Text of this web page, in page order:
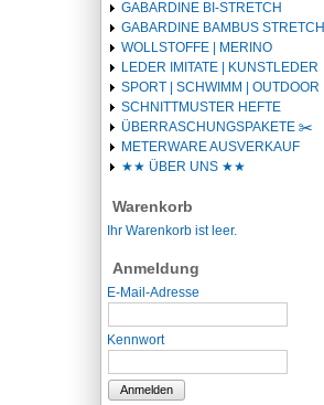
GABARDINE BI-STRETCH
GABARDINE BAMBUS STRETCH
WOLLSTOFFE | MERINO
LEDER IMITATE | KUNSTLEDER
SPORT | SCHWIMM | OUTDOOR
SCHNITTMUSTER HEFTE
ÜBERRASCHUNGSPAKETE ✂️️
METERWARE AUSVERKAUF
★★ ÜBER UNS ★★
Warenkorb
Ihr Warenkorb ist leer.
Anmeldung
E-Mail-Adresse
Kennwort
Anmelden